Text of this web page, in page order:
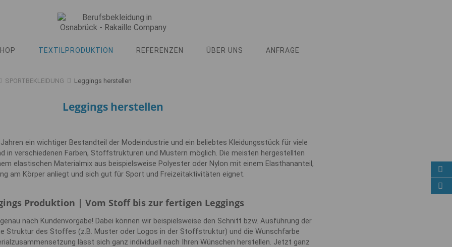
TEXTILPRODUKTION REFERENZEN ÜBER UNS ANFRAGE
SPORTBEKLEIDUNG Leggings herstellen
Leggings herstellen
ein wichtiger Bestandteil der Modeindustrie und ein beliebtes Kleidungsstück für viele
in verschiedenen Farben, Stoffstrukturen und Mustern möglich. Die meisten hergestellten
elastischen Materialmix aus beispielsweise Polyester oder Nylon mit einem Elasthananteil,
am Körper anliegt und sich gut für Sport und Freizeitaktivitäten eignet.
Produktion | Vom Stoff bis zur fertigen Leggings
nach Kundenvorgabe! Dabei können wir beispielsweise den Schnitt bzw. Ausführung der
Struktur des Stoffes (z.B. Muster oder Logos in der Stoffstruktur) und die Wunschfarbe
lässt sich ganz individuell nach Ihren Wünschen herstellen. Jetzt ganz